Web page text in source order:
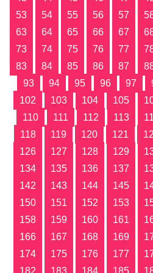
53
54 55 56 57
63
64 65 66 67
73
74 75 76 77
83
84 85 86 87
93
94 95 96 97
102
103 104 105
110
111 112 113
118
119 120 121
126
127 128 129
134
135 136 137
142
143 144 145
150
151 152 153
158
159 160 161
166
167 168 169
174
175 176 177
182
183 184 185